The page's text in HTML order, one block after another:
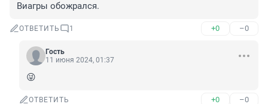
Виагры обожрался.
ОТВЕТИТЬ 1 +0 –0
Гость
11 июня 2024, 01:37
😜
ОТВЕТИТЬ +0 –0